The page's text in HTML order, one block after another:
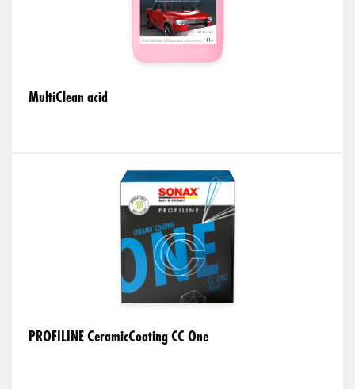
MultiClean acid
PROFILINE CeramicCoating CC One